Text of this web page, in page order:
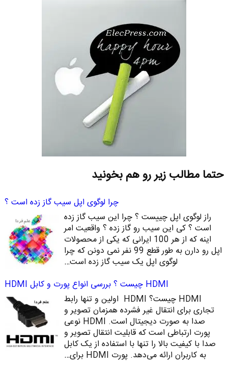
حتما مطالب زیر رو هم بخونید
چرا لوگوی اپل سیب گاز زده است ؟
راز لوگوی اپل چییست ؟ چرا این سیب گاز زده
است ؟ کی این سیب رو گاز زده ؟ واقعیت امر
اینه که از هر 100 ایرانی که یکی از محصولات
اپل رو دارن به طور قطع 99 نفر نمی دونن که چرا
لوگوی اپل یک سیب گاز زده است…
HDMI چیست ؟ بررسی انواع پورت و کابل HDMI
HDMI چیست؟ HDMI اولین و تنها رابط
تجاری برای انتقال غیر فشرده همزمان تصویر و
صدا به صورت دیجیتال است. HDMI نوعی
پورت ارتباطی است که قابلیت انتقال تصویر و
صدا با کیفیت بالا را تنها با استفاده از یک کابل
به کاربران ارائه می‌دهد. پورت HDMI برای…